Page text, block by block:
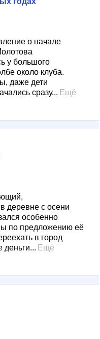
о начале
у большого
около клуба.
даже дети
сразу... Ещё
деревне с осени
особенно
по предложению её
в город
деньги... Ещё